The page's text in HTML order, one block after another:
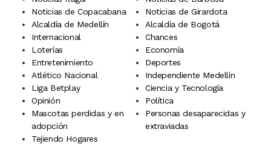
Noticias de Copacabana
Noticias de Girardota
Alcaldía de Medellín
Alcaldía de Bogotá
Internacional
Chances
Loterías
Economía
Entretenimiento
Deportes
Atlético Nacional
Independiente Medellín
Liga Betplay
Ciencia y Tecnología
Opinión
Política
Mascotas perdidas y en
adopción
Personas desaparecidas y
extraviadas
Tejiendo Hogares